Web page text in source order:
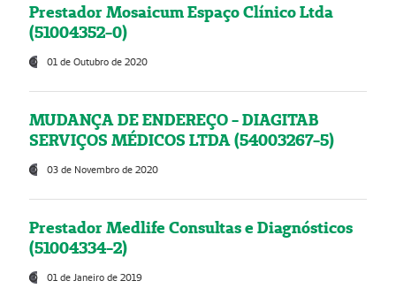
Prestador Mosaicum Espaço Clínico Ltda
(51004352-0)
01 de Outubro de 2020
MUDANÇA DE ENDEREÇO - DIAGITAB
SERVIÇOS MÉDICOS LTDA (54003267-5)
03 de Novembro de 2020
Prestador Medlife Consultas e Diagnósticos
(51004334-2)
01 de Janeiro de 2019